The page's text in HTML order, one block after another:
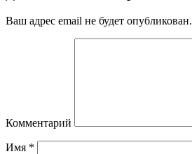
Ваш адрес email не будет опубликован.
Комментарий
Имя *